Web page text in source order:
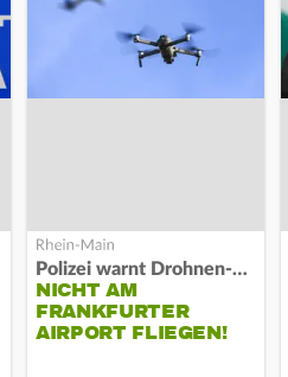
Polizei warnt Drohnen-Besitzer
NICHT AM
FRANKFURTER
AIRPORT FLIEGEN!